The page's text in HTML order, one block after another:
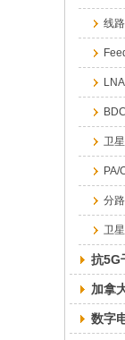
线
LNA
BDC
卫
PA/
分
卫
抗5G
加拿
数字